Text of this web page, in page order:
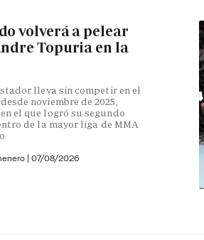
volverá a pelear
Topuria en la
lleva sin competir en el
noviembre de 2025,
el que logró su segundo
de la mayor liga de MMA
| 07/08/2026